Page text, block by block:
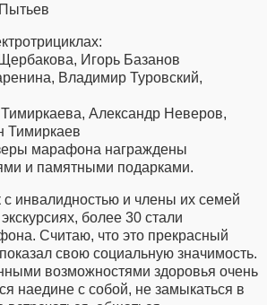
Игорь Базанов
Владимир Туровский,
Александр Неверов,
Тимиркаев
марафона награждены
и памятными подарками.
с инвалидностью и члены их семей
более 30 стали
Считаю, что это прекрасный
показал свою социальную значимость.
возможностями здоровья очень
наедине с собой, не замыкаться в